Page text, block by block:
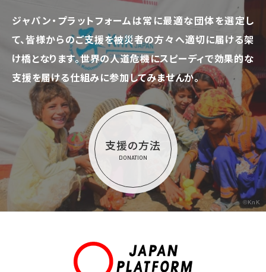
ジャパン・プラットフォームは常に最適な団体を選定し
て、皆様からのご支援を被災者の方々へ適切に届ける架
け橋となります。世界の人道危機にスピーディで効果的な
支援を届ける仕組みに参加してみませんか。
支援の方法
DONATION
©KnK